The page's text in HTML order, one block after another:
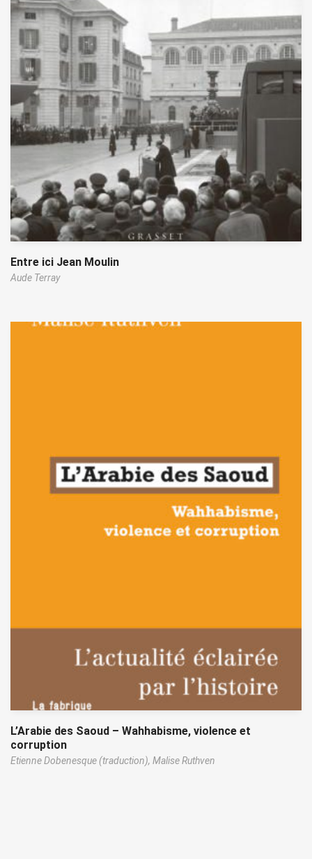
Entre ici Jean Moulin
Aude Terray
L’Arabie des Saoud – Wahhabisme, violence et
corruption
Etienne Dobenesque (traduction), Malise Ruthven